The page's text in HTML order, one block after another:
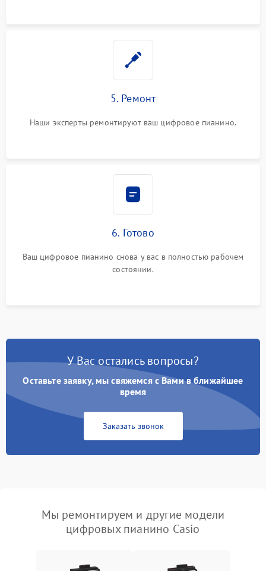
5. Ремонт
Наши эксперты ремонтируют ваш цифровое пианино.
6. Готово
Ваш цифровое пианино снова у вас в полностью рабочем
состоянии.
У Вас остались вопросы?
Оставьте заявку, мы свяжемся с Вами в ближайшее
время
Заказать звонок
Мы ремонтируем и другие модели
цифровых пианино Casio